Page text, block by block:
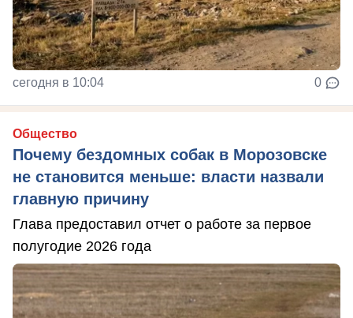
сегодня в 10:04 0
Общество
Почему бездомных собак в Морозовске
не становится меньше: власти назвали
главную причину
Глава предоставил отчет о работе за первое
полугодие 2026 года